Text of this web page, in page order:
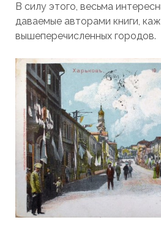
В силу этого, весьма
даваемые авторами книги,
вышеперечисленных городов.